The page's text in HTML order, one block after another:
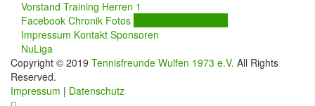
Vorstand Training Herren 1
Facebook Chronik Fotos
Impressum Kontakt Sponsoren
NuLiga
Copyright © 2019 Tennisfreunde Wulfen 1973 e.V. All Rights
Reserved.
Impressum | Datenschutz